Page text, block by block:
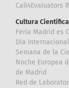
Call4Evaluators
Cultura Científica
Feria Madrid es
Día
Semana de la
Noche Europea
de Madrid
Red de